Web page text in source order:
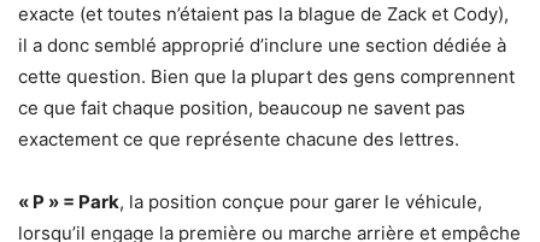
exacte (et toutes n’étaient pas la blague de Zack et Cody),
il a donc semblé approprié d’inclure une section dédiée à
cette question. Bien que la plupart des gens comprennent
ce que fait chaque position, beaucoup ne savent pas
exactement ce que représente chacune des lettres.
« P » = Park, la position conçue pour garer le véhicule,
lorsqu’il engage la première ou marche arrière et empêche